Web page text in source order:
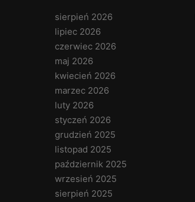
sierpień 2026
lipiec 2026
czerwiec 2026
maj 2026
kwiecień 2026
marzec 2026
luty 2026
styczeń 2026
grudzień 2025
listopad 2025
październik 2025
wrzesień 2025
sierpień 2025